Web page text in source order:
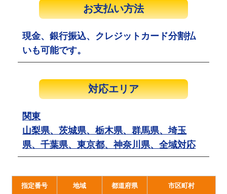
お支払い方法
現金、銀行振込、クレジットカード分割払
いも可能です。
対応エリア
関東
山梨県、茨城県、栃木県、群馬県、埼玉
県、千葉県、東京都、神奈川県、全域対応
指定番号 地域 都道府県 市区町村